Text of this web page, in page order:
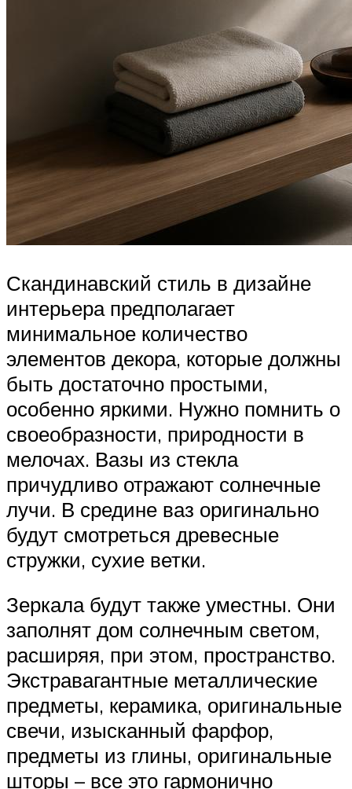
Скандинавский стиль в дизайне
интерьера предполагает
минимальное количество
элементов декора, которые должны
быть достаточно простыми,
особенно яркими. Нужно помнить о
своеобразности, природности в
мелочах. Вазы из стекла
причудливо отражают солнечные
лучи. В средине ваз оригинально
будут смотреться древесные
стружки, сухие ветки.
Зеркала будут также уместны. Они
заполнят дом солнечным светом,
расширяя, при этом, пространство.
Экстравагантные металлические
предметы, керамика, оригинальные
свечи, изысканный фарфор,
предметы из глины, оригинальные
шторы – все это гармонично